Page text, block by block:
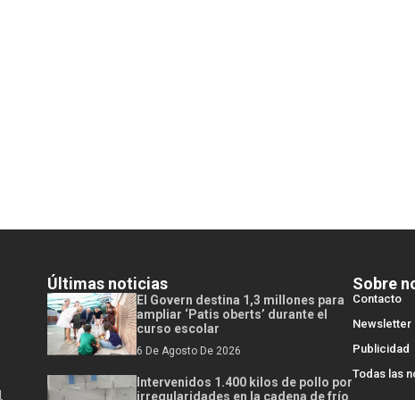
Últimas noticias
El Govern destina 1,3 millones para
ampliar ‘Patis oberts’ durante el
curso escolar
6 De Agosto De 2026
Intervenidos 1.400 kilos de pollo por
irregularidades en la cadena de frío
Sobre
Contacto
Newsletter
Publicidad
Todas las